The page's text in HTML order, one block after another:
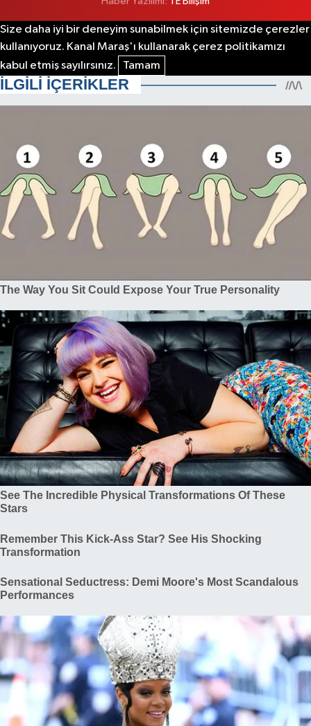
Size daha iyi bir deneyim sunabilmek için sitemizde çerezler
kullanıyoruz. Kanal Maraş'ı kullanarak çerez politikamızı
kabul etmiş sayılırsınız.
Tamam